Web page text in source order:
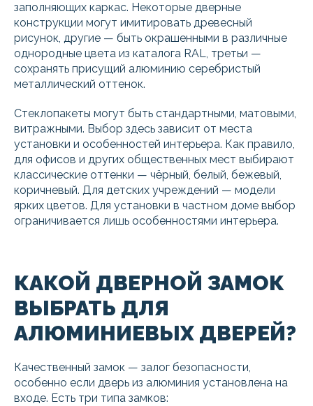
заполняющих каркас. Некоторые дверные
конструкции могут имитировать древесный
рисунок, другие — быть окрашенными в различные
однородные цвета из каталога RAL, третьи —
сохранять присущий алюминию серебристый
металлический оттенок.
Стеклопакеты могут быть стандартными, матовыми,
витражными. Выбор здесь зависит от места
установки и особенностей интерьера. Как правило,
для офисов и других общественных мест выбирают
классические оттенки — чёрный, белый, бежевый,
коричневый. Для детских учреждений — модели
ярких цветов. Для установки в частном доме выбор
ограничивается лишь особенностями интерьера.
КАКОЙ ДВЕРНОЙ ЗАМОК
ВЫБРАТЬ ДЛЯ
АЛЮМИНИЕВЫХ ДВЕРЕЙ?
Качественный замок — залог безопасности,
особенно если дверь из алюминия установлена на
входе. Есть три типа замков: